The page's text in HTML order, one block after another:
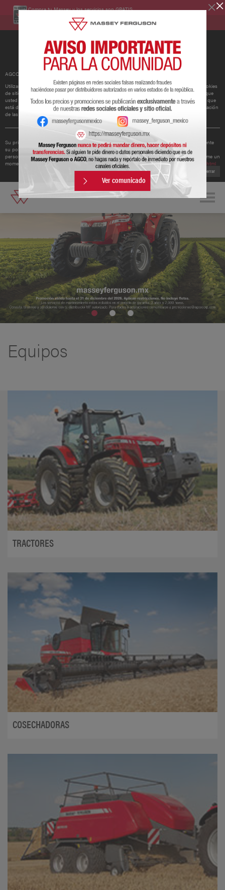
Compra tu Massey y los servicios son GRATIS.
AGCO ha actualizado su política de cookies.
Utilizamos cookies para mejorar y personalizar nuestros sitios y servicios. Esto incluye cookies
de sitios web de redes sociales de terceros, que pueden realizar un seguimiento del uso que
usted hace de nuestro sitio web. Si continúa sin cambiar su configuración, supondremos que
está dispuesto a recibir todas las cookies en nuestro sitio web. Puede cambiar la configuración
de las cookies en cualquier momento.
Obtener más información
Su privacidad es importante para nosotros. Por lo tanto, AGCO ha actualizado recientemente
su política de privacidad para ofrecerle una mejor comprensión de los tipos de datos
personales que recopilamos de usted y cómo los utilizamos. Le recomendamos que se tome un
momento para leer la política actualizada disponible enhttp://www.agcocorp.com/privacy.html
Cerrar
Ver comunicado
Equipos
TRACTORES
COSECHADORAS